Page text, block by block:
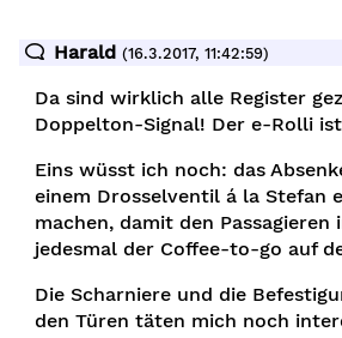
Harald (16.3.2017, 11:42:59)
Da sind wirklich alle Register
Doppelton-Signal! Der e-Rolli
Eins wüsst ich noch: das
einem Drosselventil á la Stefan
machen, damit den Passagieren
jedesmal der Coffee-to-go auf
Die Scharniere und die
den Türen täten mich noch